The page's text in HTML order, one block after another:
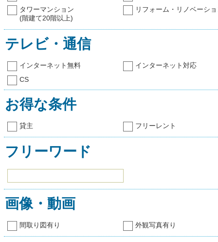
タワーマンション
(階建て20階以上)
リフォーム・リノベーシ
テレビ・通信
インターネット無料
インターネット対応
CS
お得な条件
貸主 フリーレント
フリーワード
画像・動画
間取り図有り 外観写真有り